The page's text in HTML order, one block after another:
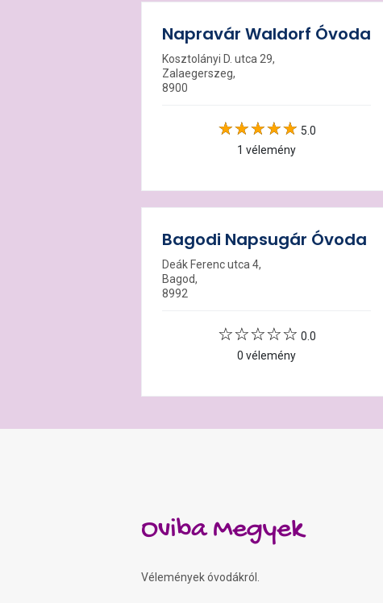
Napravár Waldorf Óvoda
Kosztolányi D. utca 29,
Zalaegerszeg,
8900
5.0
1 vélemény
Bagodi Napsugár Óvoda
Deák Ferenc utca 4,
Bagod,
8992
0.0
0 vélemény
Oviba Megyek
Vélemények óvodákról.